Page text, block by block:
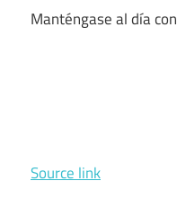
Manténgase al día
Source link